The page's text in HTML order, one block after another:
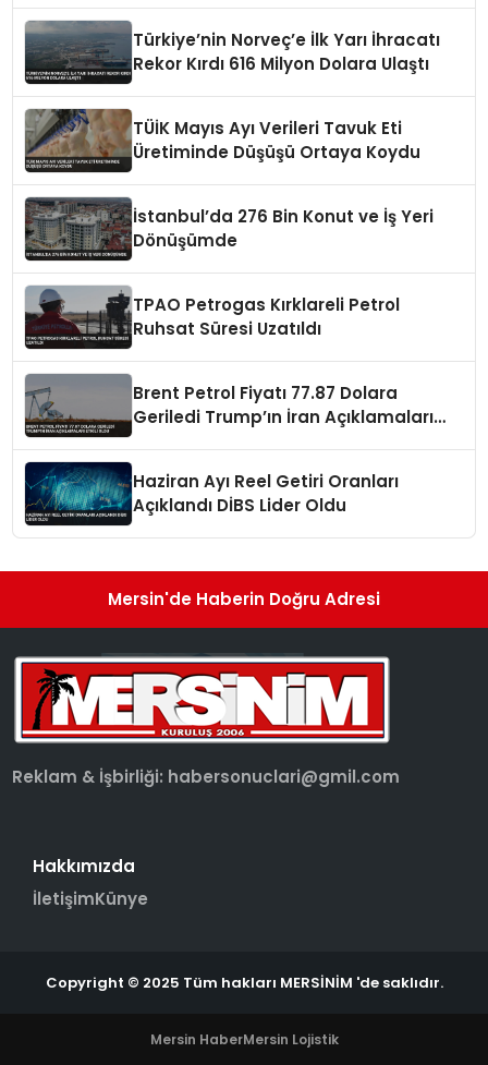
Türkiye’nin Norveç’e İlk Yarı İhracatı
Rekor Kırdı 616 Milyon Dolara Ulaştı
TÜİK Mayıs Ayı Verileri Tavuk Eti
Üretiminde Düşüşü Ortaya Koydu
İstanbul’da 276 Bin Konut ve İş Yeri
Dönüşümde
TPAO Petrogas Kırklareli Petrol
Ruhsat Süresi Uzatıldı
Brent Petrol Fiyatı 77.87 Dolara
Geriledi Trump’ın İran Açıklamaları
Haziran Ayı Reel Getiri Oranları
Açıklandı DİBS Lider Oldu
Mersin'de Haberin Doğru Adresi
Reklam & İşbirliği: habersonuclari@gmil.com
Hakkımızda
İletişimKünye
Copyright © 2025 Tüm hakları MERSİNİM 'de saklıdır.
Mersin HaberMersin Lojistik